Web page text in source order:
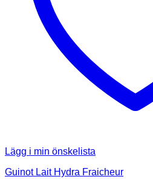
Lägg i min önskelista
Guinot Lait Hydra Fraicheur